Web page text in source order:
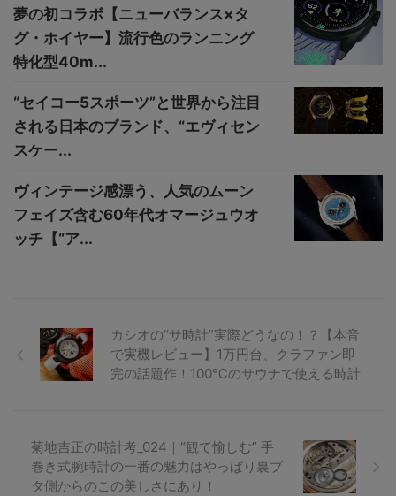
夢の初コラボ【ニューバランス×タ
グ・ホイヤー】流行色のランニング
特化型40m...
“セイコー5スポーツ”と世界から注目
される日本のブランド、“エヴィセン
スケー...
ヴィンテージ感漂う、人気のムーン
フェイズ含む60年代オマージュウオ
ッチ【“ア...
カシオの“サ時計”実際どうなの！？【本音
で実機レビュー】1万円台、クラファン即
完の話題作！100℃のサウナで使える時計
菊地吉正の時計考_024｜“観て愉しむ” 手
巻き式腕時計の一番の魅力はやっぱり裏ブ
タ側からのこの美しさにあり！